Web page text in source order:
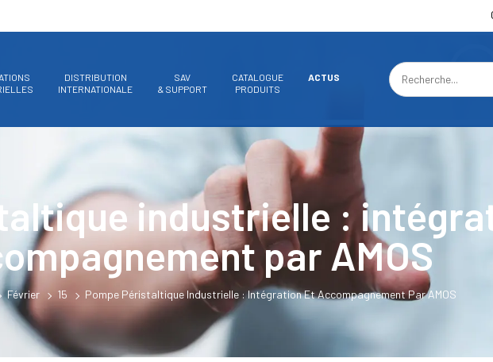
DISTRIBUTION
INTERNATIONALE
SAV
& SUPPORT
CATALOGUE
PRODUITS
ACTUS
industrielle :
par AMOS
Février 15 Pompe Péristaltique Industrielle : Intégration Et Accompagnement Par AMOS